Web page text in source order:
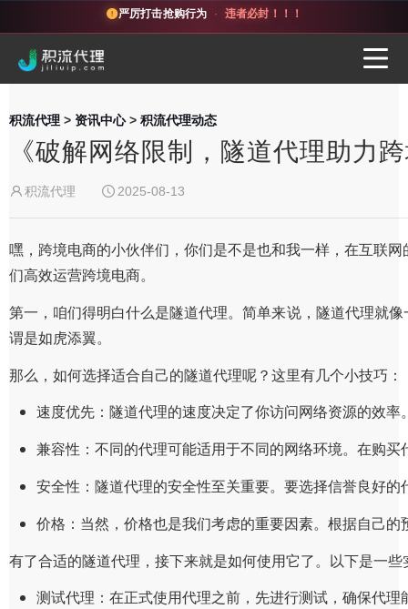
严厉打击抢购行为 · 违者必封！！！
积流代理 > 资讯中心> 积流代理动态
《破解网络限制，隧道代理助力
积流代理 2025-08-13
嘿，跨境电商的小伙伴们，你们是不是也和我一样，在互联
们高效运营跨境电商。
第一，咱们得明白什么是隧道代理。简单来说，隧道代理就
谓是如虎添翼。
那么，如何选择适合自己的隧道代理呢？这里有几个小技巧：
速度优先：隧道代理的速度决定了你访问网络资源的效
兼容性：不同的代理可能适用于不同的网络环境。在购
安全性：隧道代理的安全性至关重要。要选择信誉良好
价格：当然，价格也是我们考虑的重要因素。根据自己
有了合适的隧道代理，接下来就是如何使用它了。以下是一些
测试代理：在正式使用代理之前，先进行测试，确保代理